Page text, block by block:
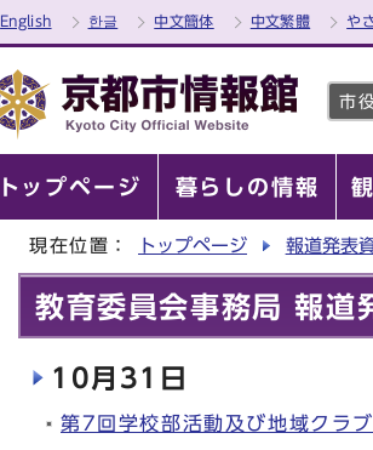
English 한글 中文簡体 中文繁體 や
市
トップページ 暮らしの情報
現在位置： トップページ 報道発表
教育委員会事務局 報道
10月31日
第7回学校部活動及び地域クラ